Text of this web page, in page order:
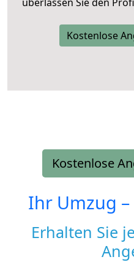
Kostenlose
Kostenlose
Ihr Umzug –
Erhalten Sie